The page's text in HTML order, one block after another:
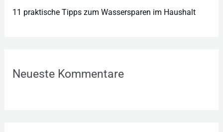
11 praktische Tipps zum Wassersparen im Haushalt
Neueste Kommentare